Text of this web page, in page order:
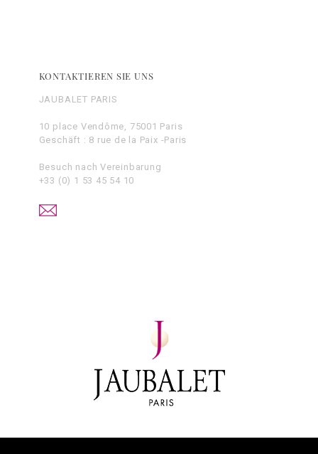
KONTAKTIEREN SIE UNS
JAUBALET PARIS
10 place Vendôme, 75001 Paris
Geschäft : 8 rue de la Paix -Paris
Besuch nach Vereinbarung
+33 (0) 1 53 45 54 10